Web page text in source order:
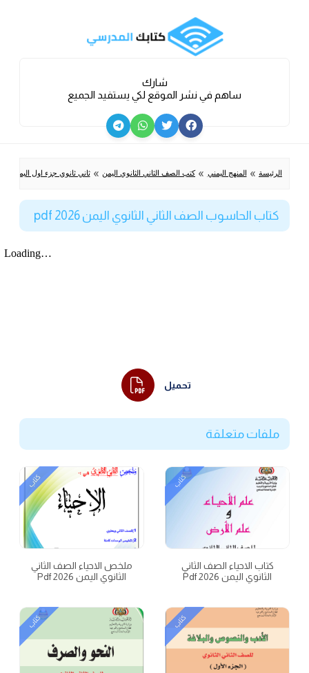
شارك
ساهم في نشر الموقع لكي يستفيد الجميع
الرئيسة » المنهج اليمني » كتب الصف الثاني الثانوي اليمن » ثاني ثانوي جزء اول اليمن
كتاب الحاسوب الصف الثاني الثانوي اليمن 2026 pdf
تحميل
ملفات متعلقة
كتاب الاحياء الصف الثاني
الثانوي اليمن 2026 Pdf
كتاب
ملخص الاحياء الصف الثاني
الثانوي اليمن 2026 Pdf
كتاب
كتاب كتاب